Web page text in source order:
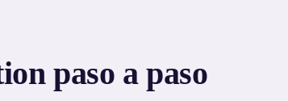
paso a paso